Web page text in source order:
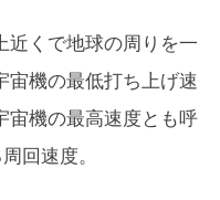
近くで地球の周りを一
宙機の最低打ち上げ速
宙機の最高速度とも呼
回速度。